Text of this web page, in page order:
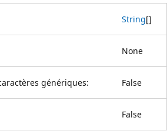
String[]
None
génériques: False
False